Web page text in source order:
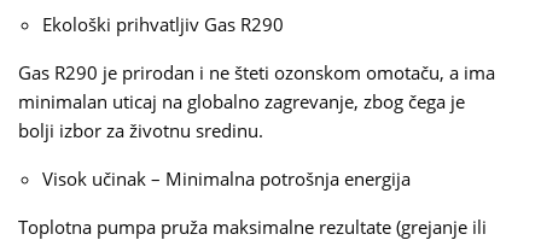
Ekološki prihvatljiv Gas R290
Gas R290 je prirodan i ne šteti ozonskom omotaču, a ima
minimalan uticaj na globalno zagrevanje, zbog čega je
bolji izbor za životnu sredinu.
Visok učinak – Minimalna potrošnja energija
Toplotna pumpa pruža maksimalne rezultate (grejanje ili